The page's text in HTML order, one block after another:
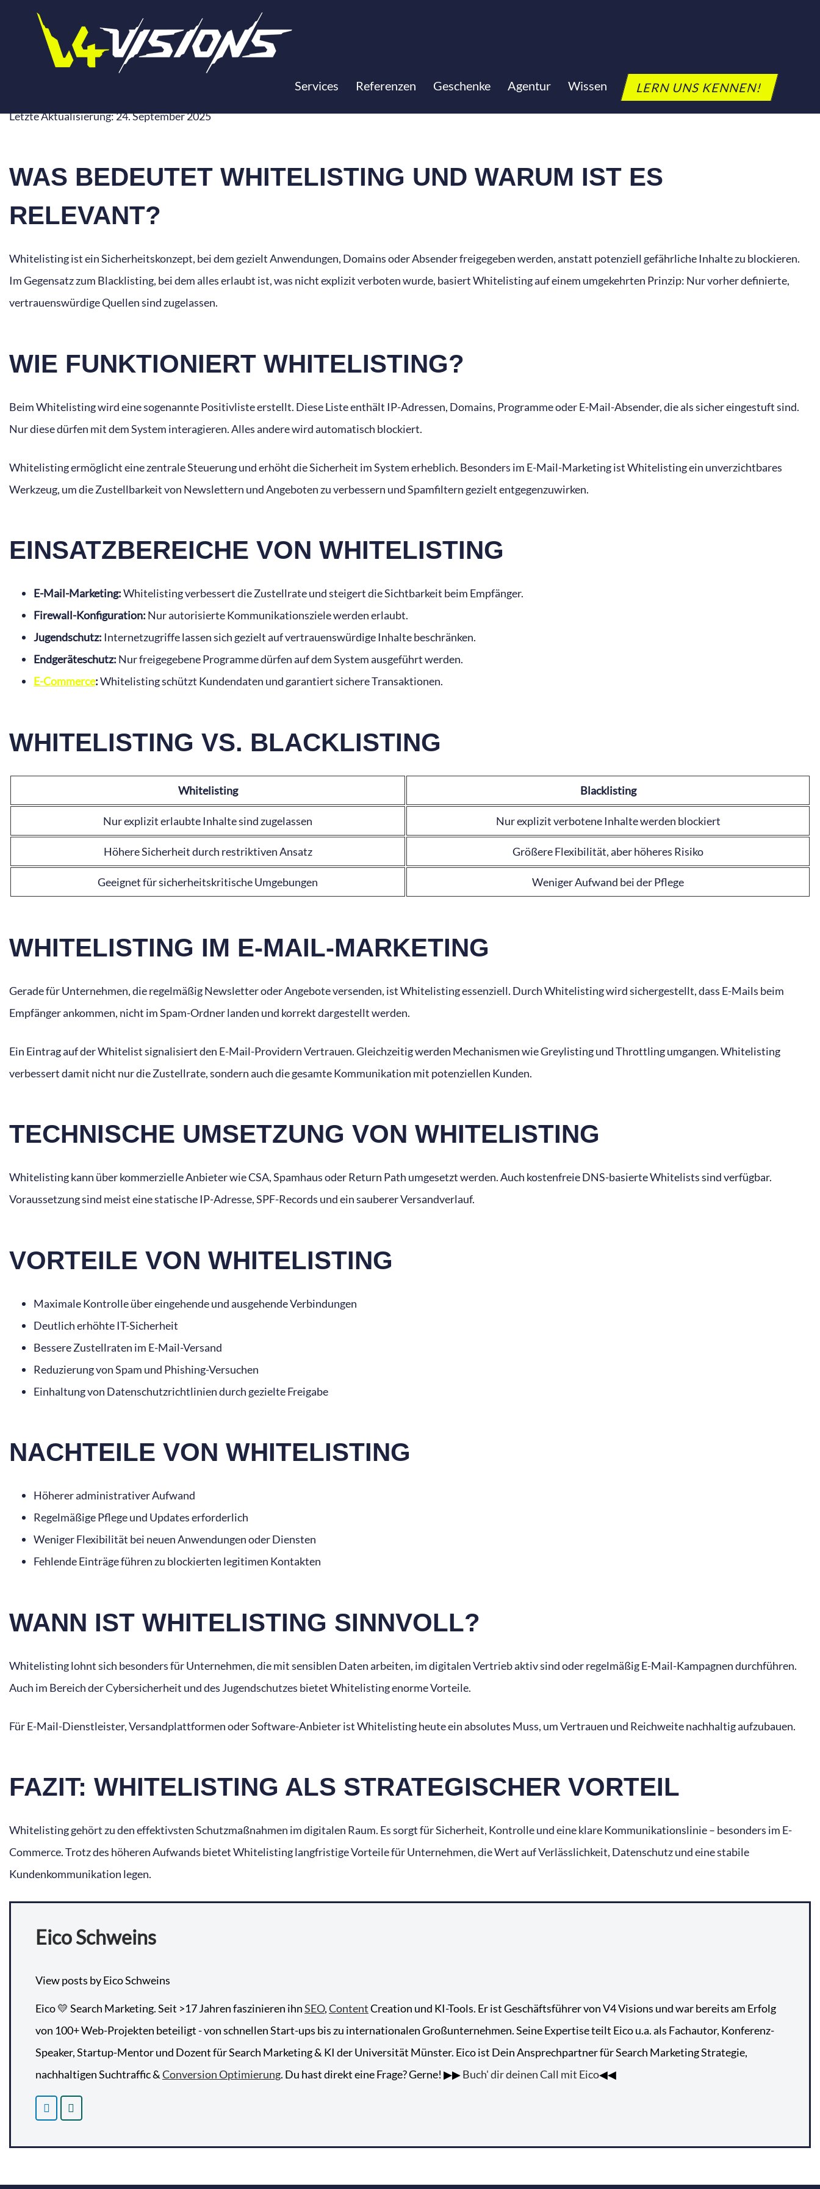
Services Referenzen Geschenke Agentur Wissen LERN UNS KENNEN!
WHITELISTING
Letzte Aktualisierung: 24. September 2025
WAS BEDEUTET WHITELISTING UND WARUM IST ES
RELEVANT?
Whitelisting ist ein Sicherheitskonzept, bei dem gezielt Anwendungen, Domains oder Absender freigegeben werden, anstatt potenziell gefährliche Inhalte zu blockieren.
Im Gegensatz zum Blacklisting, bei dem alles erlaubt ist, was nicht explizit verboten wurde, basiert Whitelisting auf einem umgekehrten Prinzip: Nur vorher definierte,
vertrauenswürdige Quellen sind zugelassen.
WIE FUNKTIONIERT WHITELISTING?
Beim Whitelisting wird eine sogenannte Positivliste erstellt. Diese Liste enthält IP-Adressen, Domains, Programme oder E-Mail-Absender, die als sicher eingestuft sind.
Nur diese dürfen mit dem System interagieren. Alles andere wird automatisch blockiert.
Whitelisting ermöglicht eine zentrale Steuerung und erhöht die Sicherheit im System erheblich. Besonders im E-Mail-Marketing ist Whitelisting ein unverzichtbares
Werkzeug, um die Zustellbarkeit von Newslettern und Angeboten zu verbessern und Spamfiltern gezielt entgegenzuwirken.
EINSATZBEREICHE VON WHITELISTING
E-Mail-Marketing:Whitelisting verbessert die Zustellrate und steigert die Sichtbarkeit beim Empfänger.
Firewall-Konfiguration: Nur autorisierte Kommunikationsziele werden erlaubt.
Jugendschutz: Internetzugriffe lassen sich gezielt auf vertrauenswürdige Inhalte beschränken.
Endgeräteschutz: Nur freigegebene Programme dürfen auf dem System ausgeführt werden.
E-Commerce:Whitelisting schützt Kundendaten und garantiert sichere Transaktionen.
WHITELISTING VS. BLACKLISTING
Whitelisting Blacklisting
Nur explizit erlaubte Inhalte sind zugelassen Nur explizit verbotene Inhalte werden blockiert
Höhere Sicherheit durch restriktiven Ansatz Größere Flexibilität, aber höheres Risiko
Geeignet für sicherheitskritische Umgebungen Weniger Aufwand bei der Pflege
WHITELISTING IM E-MAIL-MARKETING
Gerade für Unternehmen, die regelmäßig Newsletter oder Angebote versenden, ist Whitelisting essenziell. Durch Whitelisting wird sichergestellt, dass E-Mails beim
Empfänger ankommen, nicht im Spam-Ordner landen und korrekt dargestellt werden.
Ein Eintrag auf der Whitelist signalisiert den E-Mail-Providern Vertrauen. Gleichzeitig werden Mechanismen wie Greylisting und Throttling umgangen. Whitelisting
verbessert damit nicht nur die Zustellrate, sondern auch die gesamte Kommunikation mit potenziellen Kunden.
TECHNISCHE UMSETZUNG VON WHITELISTING
Whitelisting kann über kommerzielle Anbieter wie CSA, Spamhaus oder Return Path umgesetzt werden. Auch kostenfreie DNS-basierte Whitelists sind verfügbar.
Voraussetzung sind meist eine statische IP-Adresse, SPF-Records und ein sauberer Versandverlauf.
VORTEILE VON WHITELISTING
Maximale Kontrolle über eingehende und ausgehende Verbindungen
Deutlich erhöhte IT-Sicherheit
Bessere Zustellraten im E-Mail-Versand
Reduzierung von Spam und Phishing-Versuchen
Einhaltung von Datenschutzrichtlinien durch gezielte Freigabe
NACHTEILE VON WHITELISTING
Höherer administrativer Aufwand
Regelmäßige Pflege und Updates erforderlich
Weniger Flexibilität bei neuen Anwendungen oder Diensten
Fehlende Einträge führen zu blockierten legitimen Kontakten
WANN IST WHITELISTING SINNVOLL?
Whitelisting lohnt sich besonders für Unternehmen, die mit sensiblen Daten arbeiten, im digitalen Vertrieb aktiv sind oder regelmäßig E-Mail-Kampagnen durchführen.
Auch im Bereich der Cybersicherheit und des Jugendschutzes bietet Whitelisting enorme Vorteile.
Für E-Mail-Dienstleister, Versandplattformen oder Software-Anbieter ist Whitelisting heute ein absolutes Muss, um Vertrauen und Reichweite nachhaltig aufzubauen.
FAZIT: WHITELISTING ALS STRATEGISCHER VORTEIL
Whitelisting gehört zu den effektivsten Schutzmaßnahmen im digitalen Raum. Es sorgt für Sicherheit, Kontrolle und eine klare Kommunikationslinie – besonders im E-
Commerce. Trotz des höheren Aufwands bietet Whitelisting langfristige Vorteile für Unternehmen, die Wert auf Verlässlichkeit, Datenschutz und eine stabile
Kundenkommunikation legen.
Eico Schweins
View posts by Eico Schweins
Eico 💛 Search Marketing. Seit >17 Jahren faszinieren ihnSEO,ContentCreation und KI-Tools. Er ist Geschäftsführer von V4 Visions und war bereits am Erfolg
von 100+ Web-Projekten beteiligt - von schnellen Start-ups bis zu internationalen Großunternehmen. Seine Expertise teilt Eico u.a. als Fachautor, Konferenz-
Speaker, Startup-Mentor und Dozent für Search Marketing & KI der Universität Münster. Eico ist Dein Ansprechpartner für Search Marketing Strategie,
nachhaltigen Suchtraffic &Conversion Optimierung. Du hast direkt eine Frage? Gerne! ▶▶Buch' dir deinen Call mit Eico◀◀